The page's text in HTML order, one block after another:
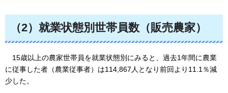
（2）就業状態別世帯員数（販売農家）
15歳以上の農家世帯員を就業状態別にみると、過去1年間に農業
に従事した者（農業従事者）は114,867人となり前回より11.1％減
少した。